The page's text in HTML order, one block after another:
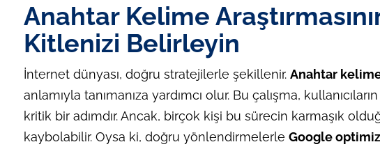
Anahtar Kelime
Kitlenizi Belirleyin
İnternet dünyası, doğru stratejilerle şekillenir. Anahtar
anlamıyla tanımanıza yardımcı olur. Bu çalışma,
kritik bir adımdır. Ancak, birçok kişi bu sürecin karmaşık
kaybolabilir. Oysa ki, doğru yönlendirmelerle Google